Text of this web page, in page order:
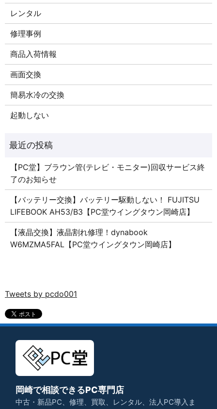
レンタル
修理事例
商品入荷情報
画面交換
簡易水冷の交換
起動しない
【PC堂】ブラウン管(テレビ・モニター)回収サービス終
了のお知らせ
【バッテリー交換】バッテリー駆動しない！ FUJITSU
LIFEBOOK AH53/B3【PC堂ウイングタウン岡崎店】
【液晶交換】液晶割れ修理！dynabook
W6MZMA5FAL【PC堂ウイングタウン岡崎店】
Tweets by pcdo001
岡崎で相談できるPC専門店
中古・新品PC、修理、買取、レンタル、法人PC導入ま